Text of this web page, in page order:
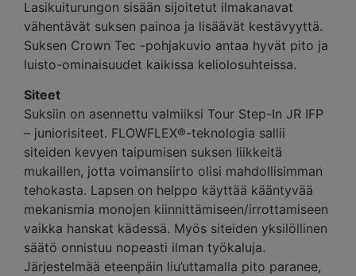
Lasikuiturungon sisään sijoitetut ilmakanavat
vähentävät suksen painoa ja lisäävät kestävyyttä.
Suksen Crown Tec -pohjakuvio antaa hyvät pito ja
luisto-ominaisuudet kaikissa keliolosuhteissa.
Siteet
Suksiin on asennettu valmiiksi Tour Step-In JR IFP
– juniorisiteet. FLOWFLEX®-teknologia sallii
siteiden kevyen taipumisen suksen liikkeitä
mukaillen, jotta voimansiirto olisi mahdollisimman
tehokasta. Lapsen on helppo käyttää kääntyvää
mekanismia monojen kiinnittämiseen/irrottamiseen
vaikka hanskat kädessä. Myös siteiden yksilöllinen
säätö onnistuu nopeasti ilman työkaluja.
Järjestelmää eteenpäin liu’uttamalla pito paranee,